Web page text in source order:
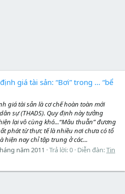
giá tài sản: “Bơi” trong … “bể
giá tài sản là cơ chế hoàn toàn mới
sự (THADS). Quy định này tưởng
lại vô cùng khó...“Mâu thuẫn” đương
phát từ thực tế là nhiều nơi chưa có tổ
hiện nay chỉ tập trung ở các...
năm 2011 Trả lời: 0 Diễn đàn:Tin